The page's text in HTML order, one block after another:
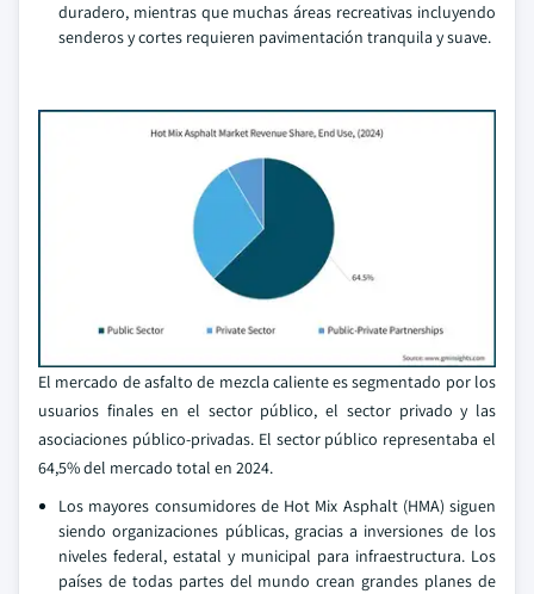
duradero, mientras que muchas áreas recreativas incluyendo
senderos y cortes requieren pavimentación tranquila y suave.
El mercado de asfalto de mezcla caliente es segmentado por los
usuarios finales en el sector público, el sector privado y las
asociaciones público-privadas. El sector público representaba el
64,5% del mercado total en 2024.
Los mayores consumidores de Hot Mix Asphalt (HMA) siguen
siendo organizaciones públicas, gracias a inversiones de los
niveles federal, estatal y municipal para infraestructura. Los
países de todas partes del mundo crean grandes planes de